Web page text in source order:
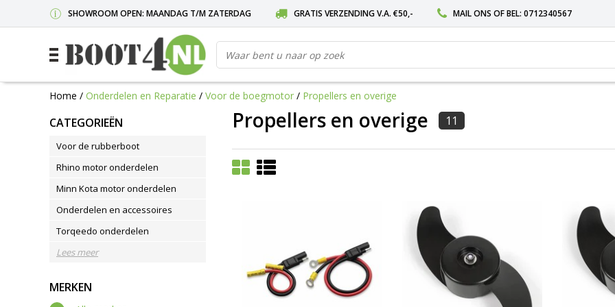
SHOWROOM OPEN: MAANDAG T/M ZATERDAG GRATIS VERZENDING V.A. €50,- MAIL ONS OF BEL: 0712340567
Home / Onderdelen en Reparatie / Voor de boegmotor / Propellers en overige
CATEGORIEËN
Voor de rubberboot
Rhino motor onderdelen
Minn Kota motor onderdelen
Onderdelen en accessoires
Torqeedo onderdelen
Lees meer
MERKEN
Propellers en overige 11